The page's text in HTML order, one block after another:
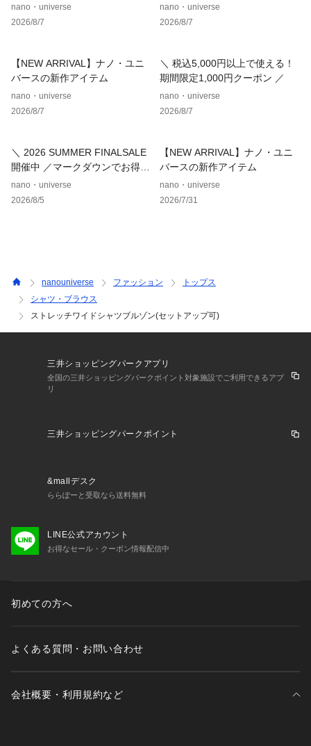
■コーディネート
・同素材のパンツと合わせたセットアップスタイルがおすすめ
■サイズ感
・スタンダードなサイズ感
【推奨サイズ】
Lサイズ: 173-180cm
XLサイズ: 175-182cm
※標準体型を基にした目安でございます。
予めご理解、ご了承の上お買い求めください。
蛍光増白剤が入っていない洗剤を使用して下さい。色物（特に
してください。あて布を使用してください。摩擦により、素材
表面が白っぽくなったり、毛羽立ちが発生したりします。
仕様やサイズが異なる場合がございます。予約時は生産の都合
上、お届け予定時期が前後する場合もございますので、予めご
了承下さい。
ものリストを作成！
いち早く特典情報をゲットして、お買い物をよりお楽しみくだ
model: H178 B85 W70 H88 着用サイズ: LARGE
紹介！
nano・universe
2026/8/7
nano・universe
2026/8/7
【NEW ARRIVAL】ナノ・ユニ
バースの新作アイテム
nano・universe
2026/8/7
＼ 税込5,000円以上で使える！
期間限定1,000円クーポン ／
nano・universe
2026/8/7
＼ 2026 SUMMER FINALSALE
開催中 ／マークダウンでお得に
ゲット！
nano・universe
2026/8/5
【NEW ARRIVAL】ナノ・ユニ
バースの新作アイテム
nano・universe
2026/7/31
nanouniverse ファッション
トップス
シャツ・ブラウス
ストレッチワイドシャツブルゾン(セットアップ可)
三井ショッピングパークアプリ
全国の三井ショッピングパークポイント対象施設でご利用できるアプ
リ
三井ショッピングパークポイント
&mallデスク
ららぽーと受取なら送料無料
LINE公式アカウント
お得なセール・クーポン情報配信中
初めての方へ
よくある質問・お問い合わせ
会社概要・利用規約など